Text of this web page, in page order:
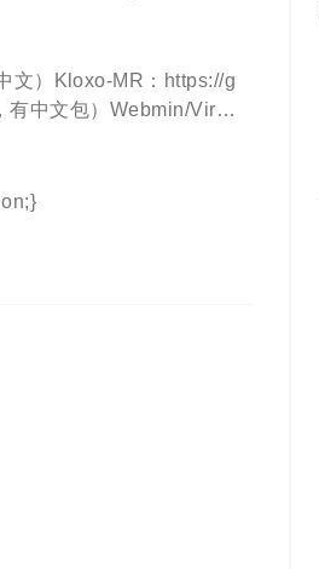
remote-files [ ...]说
客户端方面：当你尝
，并提示此消息：“Conn
错误消息（如，在Debia
error: Could not load h
error: Could not load h
文）Kloxo-MR：https://g
有中文包）Webmin/Virtu
文）Ispconfig：https://
包，有中文包）i-MSC
（和i-MSCP一
，自带中文）zPanel